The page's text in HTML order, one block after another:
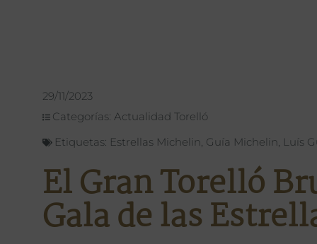
29/11/2023
Categorías: Actualidad Torelló
Etiquetas: Estrellas Michelin Guía Michelin Luís
El Gran Torelló
Gala de las